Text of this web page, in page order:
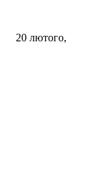
20 лютого,